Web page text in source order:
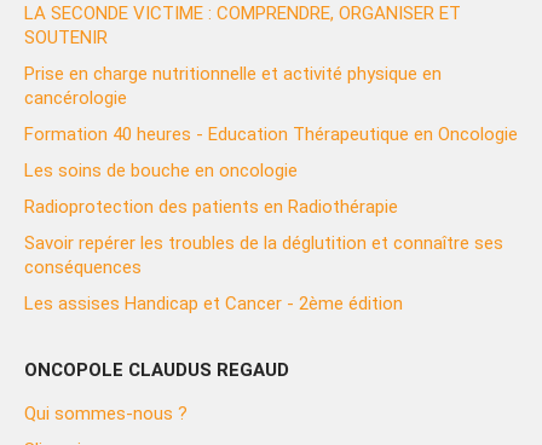
LA SECONDE VICTIME : COMPRENDRE, ORGANISER ET
SOUTENIR
Prise en charge nutritionnelle et activité physique en
cancérologie
Formation 40 heures - Education Thérapeutique en Oncologie
Les soins de bouche en oncologie
Radioprotection des patients en Radiothérapie
Savoir repérer les troubles de la déglutition et connaître ses
conséquences
Les assises Handicap et Cancer - 2ème édition
ONCOPOLE CLAUDUS REGAUD
Qui sommes-nous ?